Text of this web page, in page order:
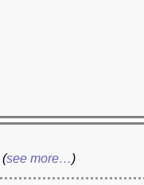
(see more…)